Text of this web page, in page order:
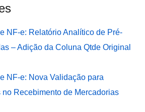
NF-e: Relatório Analítico de Pré-
– Adição da Coluna Qtde Original
NF-e: Nova Validação para
Recebimento de Mercadorias